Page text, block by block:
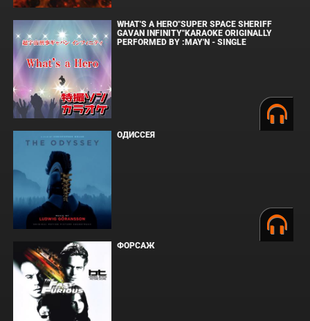
WHAT'S A HERO"SUPER SPACE SHERIFF
GAVAN INFINITY"KARAOKE ORIGINALLY
PERFORMED BY :MAY'N - SINGLE
ОДИССЕЯ
ФОРСАЖ